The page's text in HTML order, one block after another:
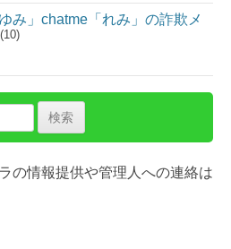
み」chatme「れみ」の詐欺メ
(10)
の情報提供や管理人への連絡は